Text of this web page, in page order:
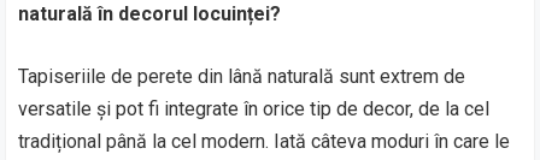
naturală în decorul locuinței?
Tapiseriile de perete din lână naturală sunt extrem de
versatile și pot fi integrate în orice tip de decor, de la cel
tradițional până la cel modern. Iată câteva moduri în care le